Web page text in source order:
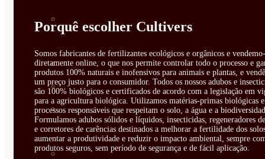
ÁCIDOS HÚMICOS
MATERIAS PRIMAS
PROTECCIÓN CULTIVOS Y
PLANTAS
PLANTAS INTERIOR
Porquê escolher Cultivers
Somos fabricantes de fertilizantes ecológicos e orgânicos e
diretamente online, o que nos permite controlar todo o processo e
produtos 100% naturais e inofensivos para animais e plantas, e
um preço justo para o consumidor. Todos os nossos adubos e
são 100% biológicos e certificados de acordo com a legislação em
para a agricultura biológica. Utilizamos matérias-primas biológicas e
processos responsáveis que respeitam o solo, a água e a
Formulamos adubos sólidos e líquidos, insecticidas, regeneradores
e corretores de carências destinados a melhorar a fertilidade dos
aumentar a produtividade e reduzir o impacto ambiental, sempre
produtos seguros, sem período de segurança e de fácil aplicação.